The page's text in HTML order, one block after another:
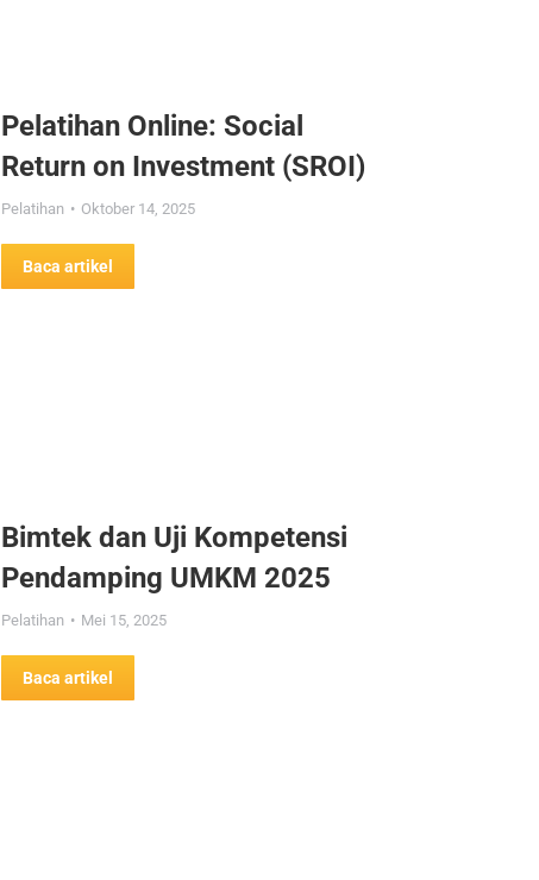
Pelatihan Online: Social
Return on Investment (SROI)
Pelatihan Oktober 14, 2025
Baca artikel
Bimtek dan Uji Kompetensi
Pendamping UMKM 2025
Pelatihan Mei 15, 2025
Baca artikel